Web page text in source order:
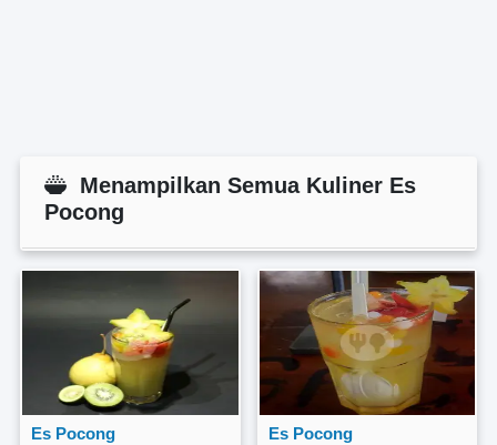
Menampilkan Semua Kuliner Es
Pocong
Es Pocong Es Pocong